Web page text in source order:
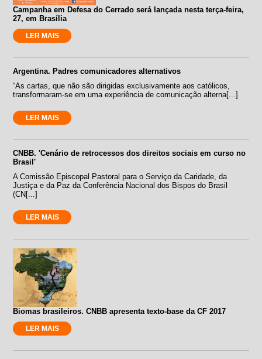
Campanha em Defesa do Cerrado será lançada nesta terça-feira,
27, em Brasília
LER MAIS
Argentina. Padres comunicadores alternativos
“As cartas, que não são dirigidas exclusivamente aos católicos,
transformaram-se em uma experiência de comunicação alterna[...]
LER MAIS
CNBB. 'Cenário de retrocessos dos direitos sociais em curso no
Brasil'
A Comissão Episcopal Pastoral para o Serviço da Caridade, da
Justiça e da Paz da Conferência Nacional dos Bispos do Brasil
(CN[...]
LER MAIS
Biomas brasileiros. CNBB apresenta texto-base da CF 2017
LER MAIS